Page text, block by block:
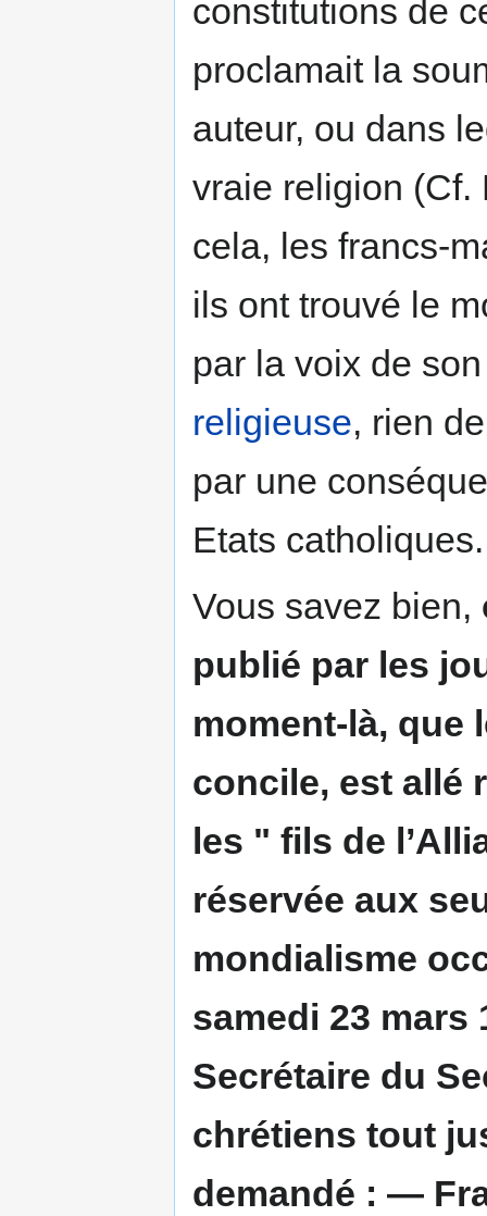
constitutions de
proclamait la
auteur, ou dans
vraie religion (Cf.
cela, les francs-
ils ont trouvé le
par la voix de
religieuse, rien
par une
Etats catholiques.
Vous savez bien,
publié par les
moment-là, que
concile, est allé
les " fils de
réservée aux
mondialisme
samedi 23 mars
Secrétaire du
chrétiens tout
demandé : —